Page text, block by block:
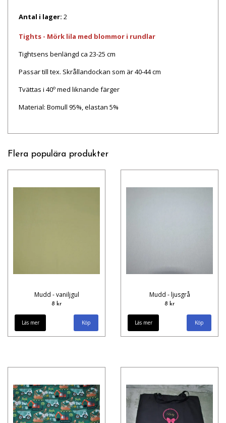
Antal i lager: 2
Tights - Mörk lila med blommor i rundlar
Tightsens benlängd ca 23-25 cm
Passar till tex. Skrållandockan som är 40-44 cm
Tvättas i 40o med liknande färger
Material: Bomull 95%, elastan 5%
Flera populära produkter
Mudd - vaniljgul
8 kr
Läs mer
Mudd - ljusgrå
8 kr
Läs mer